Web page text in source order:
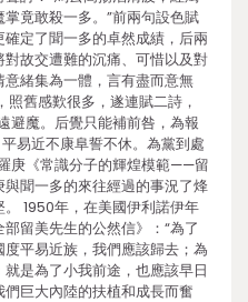
竟敢殺一多。”前兩句設色賦
定了聞一多的卓然成績，后兩
故交遭難的沉痛、可惜以及對
緒集為一體，言有盡而意無
舊感歎很多，遂連賦二詩，
避魔。后覺只能補前咎，為報
易近不康阜誓不休。為黨到處
庚《常識分子的輝煌模範——留
聞一多的來往經過的事況了烽
1950年，在美國伊利諾伊年
留美先生的公然信》：“為了
平易近族，我們應該歸去；為
是為了小我前途，也應該早日
巨大內陸的扶植和成長而奮